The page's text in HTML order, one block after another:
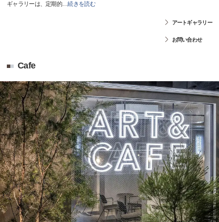
ギャラリーは、定期的…続きを読む
アートギャラリー
お問い合わせ
Cafe